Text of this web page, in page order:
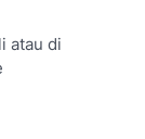
atau di